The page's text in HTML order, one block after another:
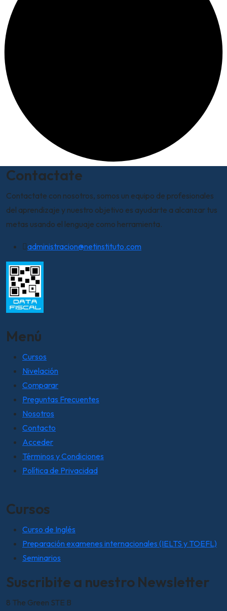
Contactate
Contactate con nosotros, somos un equipo de profesionales
del aprendizaje y nuestro objetivo es ayudarte a alcanzar tus
metas usando el lenguaje como herramienta.
administracion@netinstituto.com
Menú
Cursos
Nivelación
Comparar
Preguntas Frecuentes
Nosotros
Contacto
Acceder
Términos y Condiciones
Política de Privacidad
Cursos
Curso de Inglés
Preparación examenes internacionales (IELTS y TOEFL)
Seminarios
Suscribite a nuestro Newsletter
8 The Green STE B